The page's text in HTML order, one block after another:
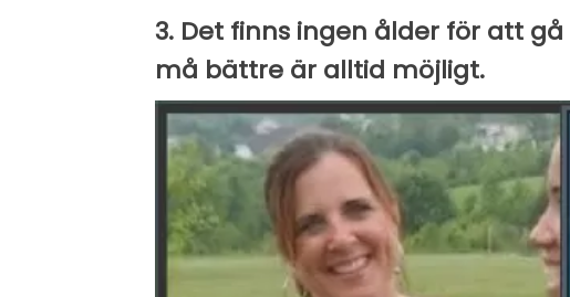
3. Det finns ingen ålder för att
må bättre är alltid möjligt.